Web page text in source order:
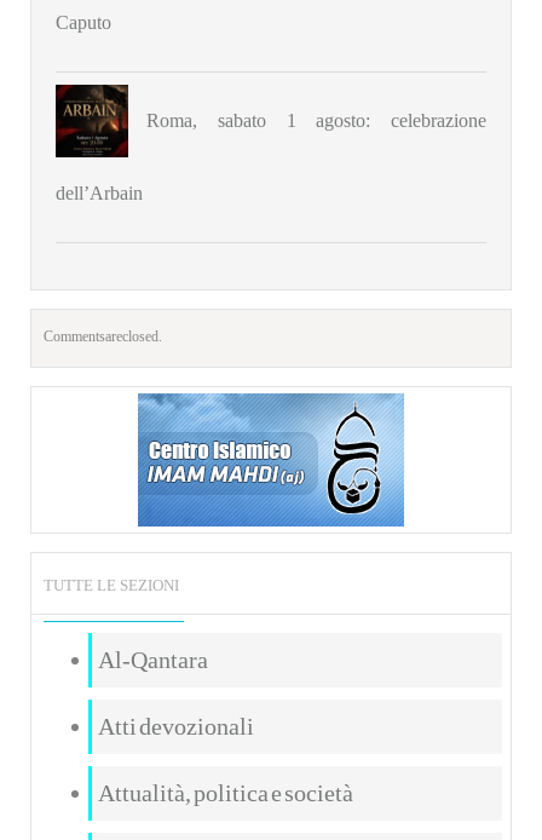
Caputo
Roma, sabato 1 agosto: celebrazione
dell’Arbain
Comments are closed.
TUTTE LE SEZIONI
Al-Qantara
Atti devozionali
Attualità, politica e società